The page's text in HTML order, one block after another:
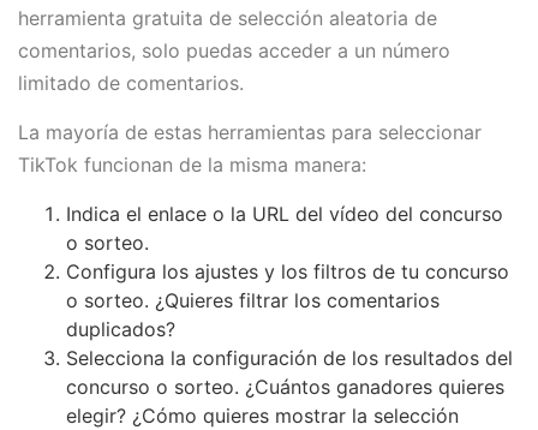
herramienta gratuita de selección aleatoria de
comentarios, solo puedas acceder a un número
limitado de comentarios.
La mayoría de estas herramientas para seleccionar
TikTok funcionan de la misma manera:
Indica el enlace o la URL del vídeo del concurso
o sorteo.
Configura los ajustes y los filtros de tu concurso
o sorteo. ¿Quieres filtrar los comentarios
duplicados?
Selecciona la configuración de los resultados del
concurso o sorteo. ¿Cuántos ganadores quieres
elegir? ¿Cómo quieres mostrar la selección